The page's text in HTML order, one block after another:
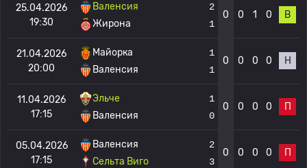
25.04.2026
19:30
Валенсия
Жирона
2
1
0 0 1 0 В
21.04.2026
20:00
Майорка
Валенсия
1
1
0 0 0 0 Н
11.04.2026
17:15
Эльче
Валенсия
1
0
0 0 0 0 П
05.04.2026
17:15
Валенсия
Сельта Виго
2
3
0 0 0 0 П